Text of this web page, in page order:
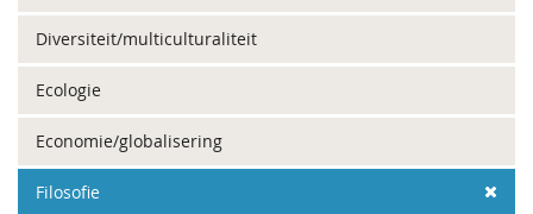
Diversiteit/multiculturaliteit
Ecologie
Economie/globalisering
Filosofie